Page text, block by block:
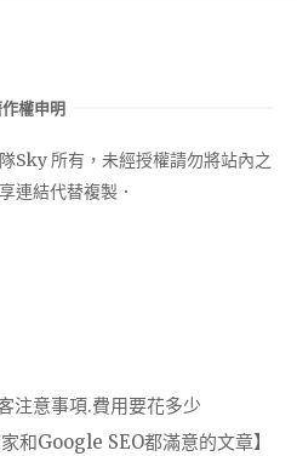
權申明
Sky 所有，未經授權請勿將站內之
連結代替複製．
注意事項.費用要花多少
和Google SEO都滿意的文章】